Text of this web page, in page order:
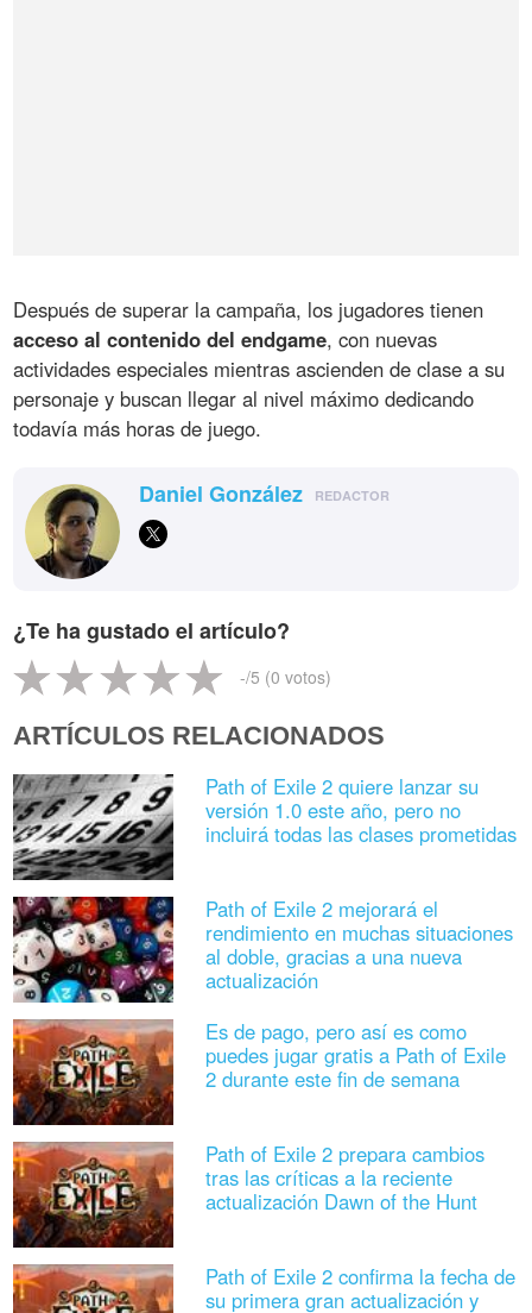
Después de superar la campaña, los jugadores tienen
acceso al contenido del endgame, con nuevas
actividades especiales mientras ascienden de clase a su
personaje y buscan llegar al nivel máximo dedicando
todavía más horas de juego.
Daniel González REDACTOR
¿Te ha gustado el artículo?
-/5 (0 votos)
ARTÍCULOS RELACIONADOS
Path of Exile 2 quiere lanzar su
versión 1.0 este año, pero no
incluirá todas las clases prometidas
Path of Exile 2 mejorará el
rendimiento en muchas situaciones
al doble, gracias a una nueva
actualización
Es de pago, pero así es como
puedes jugar gratis a Path of Exile
2 durante este fin de semana
Path of Exile 2 prepara cambios
tras las críticas a la reciente
actualización Dawn of the Hunt
Path of Exile 2 confirma la fecha de
su primera gran actualización y